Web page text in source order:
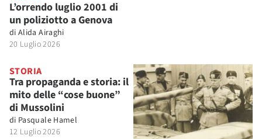
L’orrendo luglio 2001 di
un poliziotto a Genova
di Alida Airaghi
20 Luglio 2026
STORIA
Tra propaganda e storia: il
mito delle “cose buone”
di Mussolini
di Pasquale Hamel
12 Luglio 2026